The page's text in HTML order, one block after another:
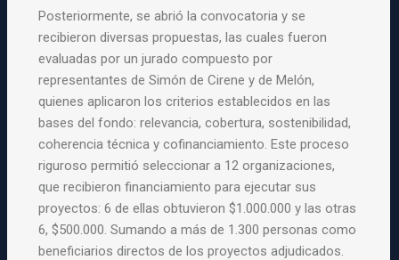
Posteriormente, se abrió la convocatoria y se
recibieron diversas propuestas, las cuales fueron
evaluadas por un jurado compuesto por
representantes de Simón de Cirene y de Melón,
quienes aplicaron los criterios establecidos en las
bases del fondo: relevancia, cobertura, sostenibilidad,
coherencia técnica y cofinanciamiento. Este proceso
riguroso permitió seleccionar a 12 organizaciones,
que recibieron financiamiento para ejecutar sus
proyectos: 6 de ellas obtuvieron $1.000.000 y las otras
6, $500.000. Sumando a más de 1.300 personas como
beneficiarios directos de los proyectos adjudicados.